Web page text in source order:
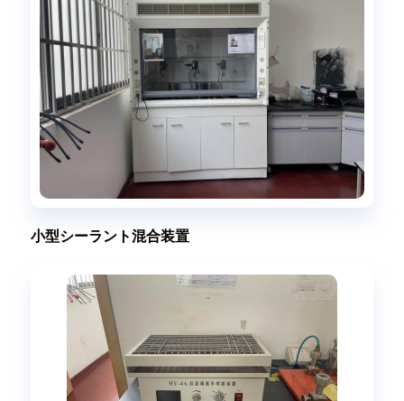
小型シーラント混合装置